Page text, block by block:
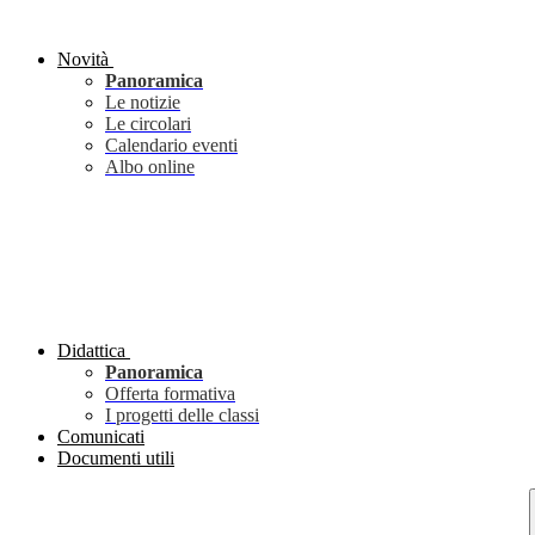
Novità
Panoramica
Le notizie
Le circolari
Calendario eventi
Albo online
Didattica
Panoramica
Offerta formativa
I progetti delle classi
Comunicati
Documenti utili